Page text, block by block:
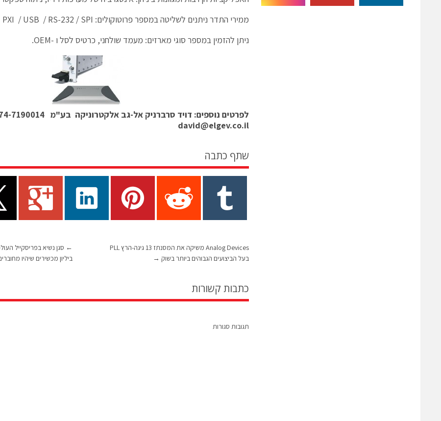
ממירי התדר ניתנים לשליטה במספר פרוטוקולים: PXI / USB / RS-232 / SPI
ניתן להזמין במספר סוגי מארזים: מעמד שולחני, כרטיס לסל ו -OEM.
לפרטים נוספים: דויד סרברניק אל-גב אלקטרוניקה בע"מ 074-7190014, 054-4236570
david@elgev.co.il
שתף כתבה
←
ביליון מכשירים שיהיו
Analog Devices משיקה את המסנתז 13 גיגה-הרץ PLL
בעל הביצועים הגבוהים ביותר בשוק →
כתבות קשורות
תגובות סגורות